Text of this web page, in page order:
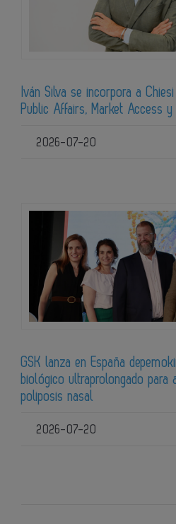
Iván Silva se incorpora a
Public Affairs, Market Access y
2026-07-20
GSK lanza en España
biológico ultraprolongado para
poliposis nasal
2026-07-20